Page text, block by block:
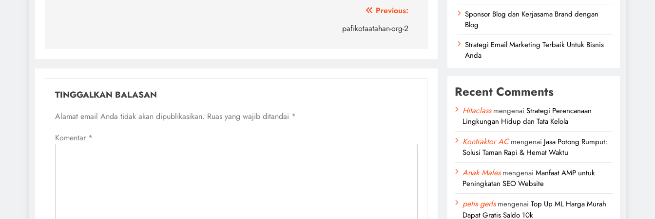
Previous:
pafikotaatahan-org-2
TINGGALKAN BALASAN
Alamat email Anda tidak akan dipublikasikan. Ruas yang wajib ditandai *
Komentar *
Sponsor Blog dan Kerjasama Brand dengan
Blog
Strategi Email Marketing Terbaik Untuk Bisnis
Anda
Recent Comments
Hitaclassmengenai Strategi Perencanaan
Lingkungan Hidup dan Tata Kelola
Kontraktor ACmengenai Jasa Potong Rumput:
Solusi Taman Rapi & Hemat Waktu
Anak Malesmengenai Manfaat AMP untuk
Peningkatan SEO Website
petis gerlsmengenai Top Up ML Harga Murah
Dapat Gratis Saldo 10k